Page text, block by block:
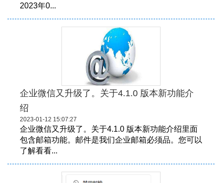
2023年0...
企业微信又升级了。关于4.1.0 版本新功能介
绍
2023-01-12 15:07:27
企业微信又升级了。关于4.1.0 版本新功能介绍里面
包含邮箱功能。邮件是我们企业邮箱必须品。您可以
了解看看...